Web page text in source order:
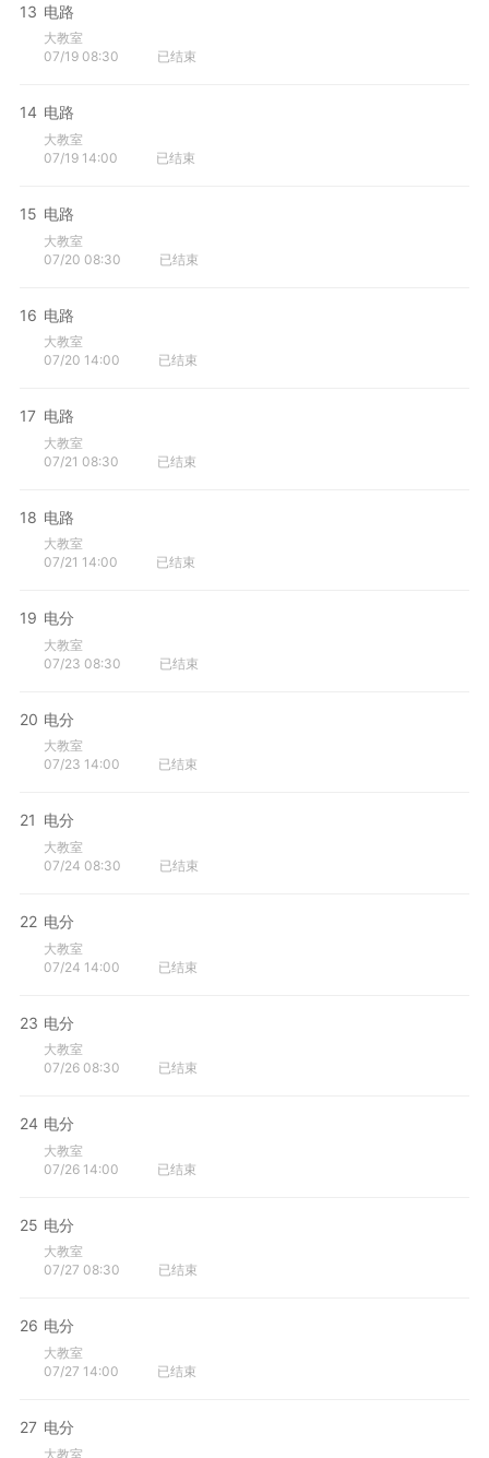
13 电路
大教室
07/19 08:30
已结束
14 电路
大教室
07/19 14:00
已结束
15 电路
大教室
07/20 08:30
已结束
16 电路
大教室
07/20 14:00
已结束
17 电路
大教室
07/21 08:30
已结束
18 电路
大教室
07/21 14:00
已结束
19 电分
大教室
07/23 08:30
已结束
20 电分
大教室
07/23 14:00
已结束
21 电分
大教室
07/24 08:30
已结束
22 电分
大教室
07/24 14:00
已结束
23 电分
大教室
07/26 08:30
已结束
24 电分
大教室
07/26 14:00
已结束
25 电分
大教室
07/27 08:30
已结束
26 电分
大教室
07/27 14:00
已结束
27 电分
大教室